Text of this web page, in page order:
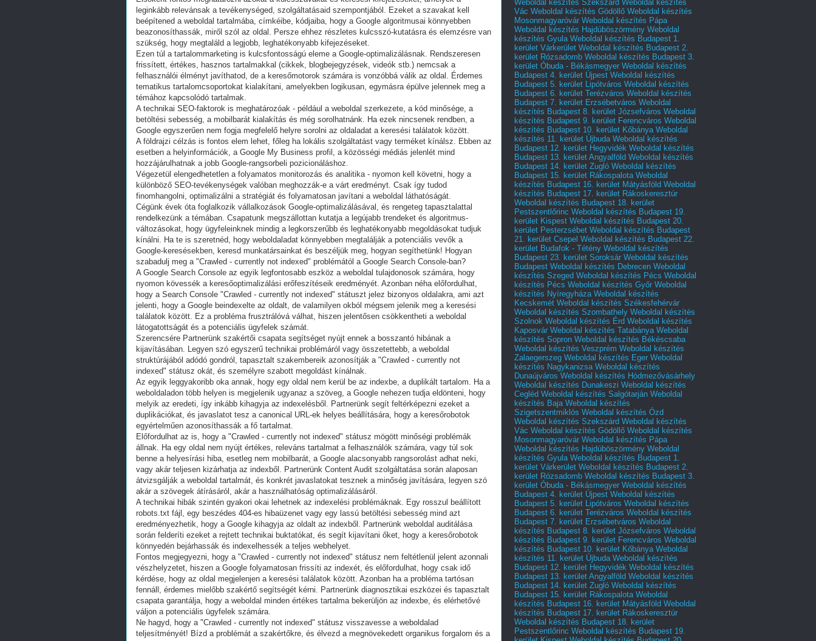
leginkább relevánsak a tevékenységed, szolgáltatásaid szempontjából. Ezeket a szavakat kell
beépítened a weboldal tartalmába, címkéibe, kódjaiba, hogy a Google algoritmusai könnyebben
beazonosíthassák, miről szól az oldal. Persze ehhez részletes kulcsszó-kutatásra és elemzésre van
szükség, hogy megtaláld a legjobb, leghatékonyabb kifejezéseket.
Ezen túl a tartalommarketing is kulcsfontosságú eleme a Google-optimalizálásnak. Rendszeresen
frissített, értékes, hasznos tartalmakkal (cikkek, blogbejegyzések, videók stb.) nemcsak a
felhasználói élményt javíthatod, de a keresőmotorok számára is vonzóbbá válik az oldal. Érdemes
tematikus tartalomcsoportokat kialakítani, amelyekben logikusan, egymásra épülve jelennek meg a
témához kapcsolódó tartalmak.
A technikai SEO-faktorok is meghatározóak - például a weboldal szerkezete, a kód minősége, a
betöltési sebesség, a mobilbarát kialakítás és még sorolhatnánk. Ha ezek nincsenek rendben, a
Google egyszerűen nem fogja megfelelő helyre sorolni az oldaladat a keresési találatok között.
A földrajzi célzás is fontos elem lehet, főleg ha lokális szolgáltatást vagy terméket kínálsz. Ebben az
esetben a helyinformációk, a Google My Business profil, a közösségi médiás jelenlét mind
hozzájárulhatnak a jobb Google-rangsorbeli pozicionáláshoz.
Végezetül elengedhetetlen a folyamatos monitorozás és analitika - nyomon kell követni, hogy a
különböző SEO-tevékenységek valóban meghozzák-e a várt eredményt. Csak így tudod
finomhangolni, optimalizálni a stratégiát és folyamatosan javítani a weboldal láthatóságát.
Cégünk évek óta foglalkozik vállalkozások Google-optimalizálásával, és rengeteg tapasztalattal
rendelkezünk a témában. Csapatunk megszállottan kutatja a legújabb trendeket és algoritmus-
változásokat, hogy ügyfeleinknek mindig a legkorszerűbb és leghatékonyabb megoldásokat tudjuk
kínálni. Ha te is szeretnéd, hogy weboldaladat könnyebben megtalálják a potenciális vevők a
Google-keresésekben, keresd munkatársainkat és beszéljük meg, hogyan segíthetünk! Hogyan
szabadulj meg a "Crawled - currently not indexed" problémától a Google Search Console-ban?
A Google Search Console az egyik legfontosabb eszköz a weboldal tulajdonosok számára, hogy
nyomon kövessék a keresőoptimalizálási erőfeszítéseik eredményét. Azonban néha előfordulhat,
hogy a Search Console "Crawled - currently not indexed" státuszt jelez bizonyos oldalakra, ami azt
jelenti, hogy a Google beindexelte az oldalt, de valamilyen okból mégsem jelenik meg a keresési
találatok között. Ez a probléma frusztrálóvá válhat, hiszen jelentősen csökkentheti a weboldal
látogatottságát és a potenciális ügyfelek számát.
Szerencsére Partnerünk szakértői csapata segítséget nyújt ennek a bosszantó hibának a
kijavításában. Legyen szó egyszerű technikai problémáról vagy összetettebb, a weboldal
struktúrájából adódó gondról, tapasztalt szakembereik azonosítják a "Crawled - currently not
indexed" státusz okát, és személyre szabott megoldást kínálnak.
Az egyik leggyakoribb oka annak, hogy egy oldal nem kerül be az indexbe, a duplikált tartalom. Ha a
weboldaladon több helyen is megjelenik ugyanaz a szöveg, a Google nehezen tudja eldönteni, hogy
melyik az eredeti, így inkább kihagyja az indexelésből. Partnerünk segít feltérképezni ezeket a
duplikációkat, és javaslatot tesz a canonical URL-ek helyes beállítására, hogy a keresőrobotok
egyértelműen azonosíthassák a fő tartalmat.
Előfordulhat az is, hogy a "Crawled - currently not indexed" státusz mögött minőségi problémák
állnak. Ha egy oldal nem nyújt értékes, releváns tartalmat a felhasználók számára, vagy túl sok
benne a helyesírási hiba, esetleg nem mobilbarát, a Google alacsonyabb rangsorolást adhat neki,
vagy akár teljesen kizárhatja az indexből. Partnerünk Content Audit szolgáltatása során alaposan
átvizsgálják a weboldal tartalmát, és konkrét javaslatokat tesznek a minőség javítására, legyen szó
akár a szövegek átírásáról, akár a használhatóság optimalizálásáról.
A technikai hibák szintén gyakori okai lehetnek az indexelési problémáknak. Egy rosszul beállított
robots.txt fájl, egy beszédes 404-es hibaüzenet vagy egy lassú betöltési sebesség mind azt
eredményezhetik, hogy a Google kihagyja az oldalt az indexből. Partnerünk weboldal auditálása
során felderíti ezeket a rejtett technikai buktatókat, és segít kijavítani őket, hogy a keresőrobotok
könnyedén bejárhassák és indexelhessék a teljes webhelyet.
Fontos megjegyezni, hogy a "Crawled - currently not indexed" státusz nem feltétlenül jelent azonnali
vészhelyzetet, hiszen a Google folyamatosan frissíti az indexét, és előfordulhat, hogy csak idő
kérdése, hogy az oldal megjelenjen a keresési találatok között. Azonban ha a probléma tartósan
fennáll, érdemes mielőbb szakértő segítségét kérni. Partnerünk diagnosztikai eszközei és tapasztalt
csapata garantálja, hogy a weboldal minden értékes tartalma bekerüljön az indexbe, és elérhetővé
váljon a potenciális ügyfelek számára.
Ne hagyd, hogy a "Crawled - currently not indexed" státusz visszavesse a weboldalad
teljesítményét! Bízd a problémát a szakértőkre, és élvezd a megnövekedett organikus forgalom és a
Weboldal készítés Szekszárd Weboldal készítés
Vác Weboldal készítés Gödöllő Weboldal készítés
Mosonmagyaróvár Weboldal készítés Pápa
Weboldal készítés Hajdúböszörmény Weboldal
készítés Gyula Weboldal készítés Budapest 1.
kerület Várkerület Weboldal készítés Budapest 2.
kerület Rózsadomb Weboldal készítés Budapest 3.
kerület Óbuda - Békásmegyer Weboldal készítés
Budapest 4. kerület Újpest Weboldal készítés
Budapest 5. kerület Lipótváros Weboldal készítés
Budapest 6. kerület Terézváros Weboldal készítés
Budapest 7. kerület Erzsébetváros Weboldal
készítés Budapest 8. kerület Józsefváros Weboldal
készítés Budapest 9. kerület Ferencváros Weboldal
készítés Budapest 10. kerület Kőbánya Weboldal
készítés 11. kerület Újbuda Weboldal készítés
Budapest 12. kerület Hegyvidék Weboldal készítés
Budapest 13. kerület Angyalföld Weboldal készítés
Budapest 14. kerület Zugló Weboldal készítés
Budapest 15. kerület Rákospalota Weboldal
készítés Budapest 16. kerület Mátyásföld Weboldal
készítés Budapest 17. kerület Rákoskeresztúr
Weboldal készítés Budapest 18. kerület
Pestszentlőrinc Weboldal készítés Budapest 19.
kerület Kispest Weboldal készítés Budapest 20.
kerület Pesterzsébet Weboldal készítés Budapest
21. kerület Csepel Weboldal készítés Budapest 22.
kerület Budafok - Tétény Weboldal készítés
Budapest 23. kerület Soroksár Weboldal készítés
Budapest Weboldal készítés Debrecen Weboldal
készítés Szeged Weboldal készítés Pécs Weboldal
készítés Pécs Weboldal készítés Győr Weboldal
készítés Nyíregyháza Weboldal készítés
Kecskemét Weboldal készítés Székesfehérvár
Weboldal készítés Szombathely Weboldal készítés
Szolnok Weboldal készítés Érd Weboldal készítés
Kaposvár Weboldal készítés Tatabánya Weboldal
készítés Sopron Weboldal készítés Békéscsaba
Weboldal készítés Veszprém Weboldal készítés
Zalaegerszeg Weboldal készítés Eger Weboldal
készítés Nagykanizsa Weboldal készítés
Dunaújváros Weboldal készítés Hódmezővásárhely
Weboldal készítés Dunakeszi Weboldal készítés
Cegléd Weboldal készítés Salgótarján Weboldal
készítés Baja Weboldal készítés
Szigetszentmiklós Weboldal készítés Ózd
Weboldal készítés Szekszárd Weboldal készítés
Vác Weboldal készítés Gödöllő Weboldal készítés
Mosonmagyaróvár Weboldal készítés Pápa
Weboldal készítés Hajdúböszörmény Weboldal
készítés Gyula Weboldal készítés Budapest 1.
kerület Várkerület Weboldal készítés Budapest 2.
kerület Rózsadomb Weboldal készítés Budapest 3.
kerület Óbuda - Békásmegyer Weboldal készítés
Budapest 4. kerület Újpest Weboldal készítés
Budapest 5. kerület Lipótváros Weboldal készítés
Budapest 6. kerület Terézváros Weboldal készítés
Budapest 7. kerület Erzsébetváros Weboldal
készítés Budapest 8. kerület Józsefváros Weboldal
készítés Budapest 9. kerület Ferencváros Weboldal
készítés Budapest 10. kerület Kőbánya Weboldal
készítés 11. kerület Újbuda Weboldal készítés
Budapest 12. kerület Hegyvidék Weboldal készítés
Budapest 13. kerület Angyalföld Weboldal készítés
Budapest 14. kerület Zugló Weboldal készítés
Budapest 15. kerület Rákospalota Weboldal
készítés Budapest 16. kerület Mátyásföld Weboldal
készítés Budapest 17. kerület Rákoskeresztúr
Weboldal készítés Budapest 18. kerület
Pestszentlőrinc Weboldal készítés Budapest 19.